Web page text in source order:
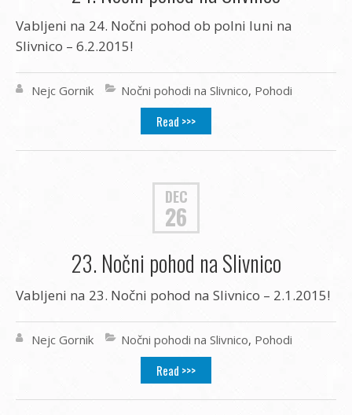
Vabljeni na 24. Nočni pohod ob polni luni na
Slivnico – 6.2.2015!
Nejc Gornik Nočni pohodi na Slivnico, Pohodi
Read >>>
DEC
26
23. Nočni pohod na Slivnico
Vabljeni na 23. Nočni pohod na Slivnico – 2.1.2015!
Nejc Gornik Nočni pohodi na Slivnico, Pohodi
Read >>>